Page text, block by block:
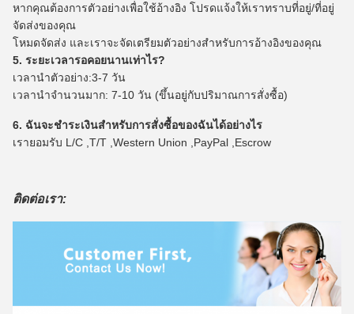
หากคุณต้องการตัวอย่างเพื่อใช้อ้างอิง โปรดแจ้งให้เราทราบที่อยู่/ที่อยู่
จัดส่งของคุณ
โหมดจัดส่ง และเราจะจัดเตรียมตัวอย่างสำหรับการอ้างอิงของคุณ
5. ระยะเวลารอคอยนานเท่าไร?
เวลานำตัวอย่าง:3-7 วัน
เวลานำจำนวนมาก: 7-10 วัน (ขึ้นอยู่กับปริมาณการสั่งซื้อ)
6. ฉันจะชำระเงินสำหรับการสั่งซื้อของฉันได้อย่างไร
เรายอมรับ L/C ,T/T ,Western Union ,PayPal ,Escrow
ติดต่อเรา: